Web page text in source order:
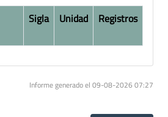
Sigla Unidad Registros
Informe generado el 09-08-2026 07:27